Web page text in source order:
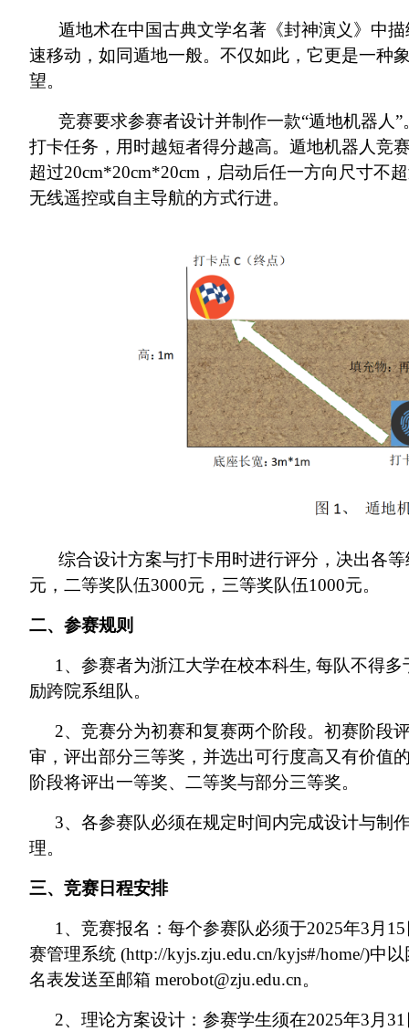
遁地术在中国古典文学名著《封神演义》中
速移动，如同遁地一般。不仅如此，它更是一种
望。
竞赛要求参赛者设计并制作一款“遁地机器人
打卡任务，用时越短者得分越高。遁地机器人竞
超过20cm*20cm*20cm，启动后任一方向尺寸不
无线遥控或自主导航的方式行进。
综合设计方案与打卡用时进行评分，决出各
元，二等奖队伍3000元，三等奖队伍1000元。
二、参赛规则
1、参赛者为浙江大学在校本科生, 每队不得
励跨院系组队。
2、竞赛分为初赛和复赛两个阶段。初赛阶段
审，评出部分三等奖，并选出可行度高又有价值
阶段将评出一等奖、二等奖与部分三等奖。
3、各参赛队必须在规定时间内完成设计与制
理。
三、竞赛日程安排
1、竞赛报名：每个参赛队必须于2025年3月
赛管理系统 (http://kyjs.zju.edu.cn/kyjs#/home/)中
名表发送至邮箱 merobot@zju.edu.cn。
2、理论方案设计：参赛学生须在2025年3月